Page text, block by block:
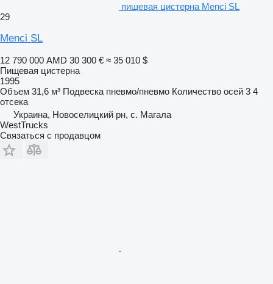
пищевая цистерна Menci SL
29
Menci SL
12 790 000 AMD 30 300 € ≈ 35 010 $
Пищевая цистерна
1995
Объем 31,6 м³ Подвеска пневмо/пневмо Количество осей 3 4
отсека
Украина, Новоселицкий рн, с. Магала
WestTrucks
Связаться с продавцом